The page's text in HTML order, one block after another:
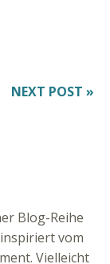
NEXT POST »
Blog-Reihe
vom
Vielleicht